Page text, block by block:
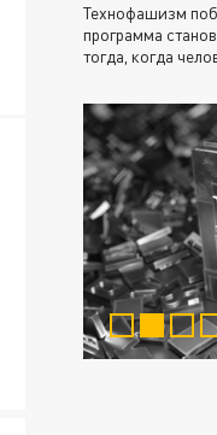
Технофашизм
программа
тогда, когда